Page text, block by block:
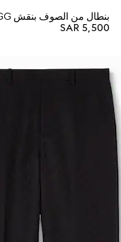
بنطال من الصوف بنقش GG
SAR 5,500